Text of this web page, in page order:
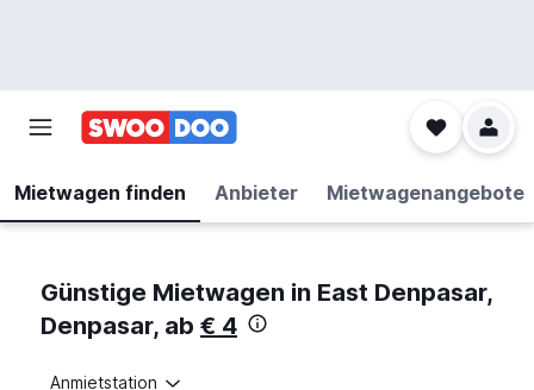
Mietwagen finden Anbieter Mietwagenangebote
Günstige Mietwagen in East Denpasar,
Denpasar, ab € 4
Anmietstation